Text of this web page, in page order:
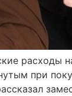
расходы
при